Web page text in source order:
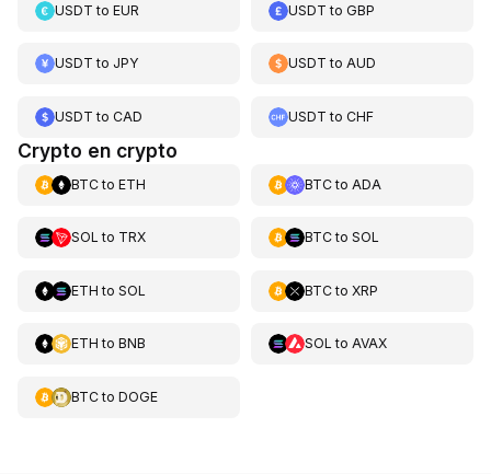
USDT to EUR USDT toGBP
USDT to JPY USDT toAUD
USDT to CAD USDT toCHF
Crypto en crypto
BTCto ETH BTCto ADA
SOL to TRX BTCto SOL
ETH to SOL BTCto XRP
ETH to BNB SOL to AVAX
BTCto DOGE